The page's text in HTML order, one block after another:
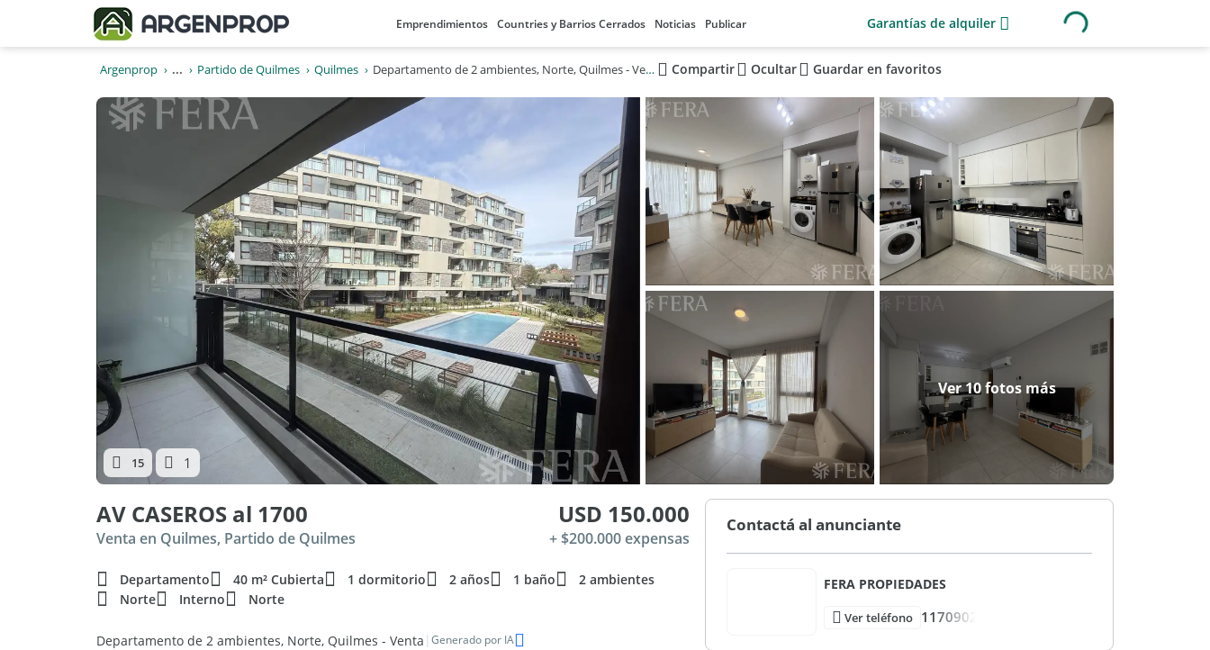
Emprendimientos Countries y Barrios Cerrados Noticias Publicar Garantías de alquiler
Argenprop ... Partido de Quilmes Quilmes Departamento de 2 ambientes, Norte, Quilmes - Venta Compartir Ocultar Guardar en favoritos
Ver 10 fotos más
15 1
AV CASEROS al 1700 USD 150.000
Venta en Quilmes, Partido de Quilmes + $200.000 expensas
Departamento 40 m² Cubierta 1 dormitorio 2 años 1 baño
2 ambientes
Norte
Interno Norte
Departamento de 2 ambientes, Norte, Quilmes - Venta | Generado por IA
Contactá al anunciante
FERA PROPIEDADES
Ver teléfono 1170902